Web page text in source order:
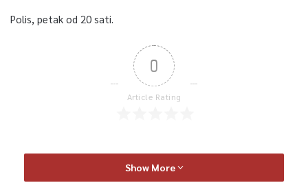
Polis, petak od 20 sati.
0
Article Rating
Show More